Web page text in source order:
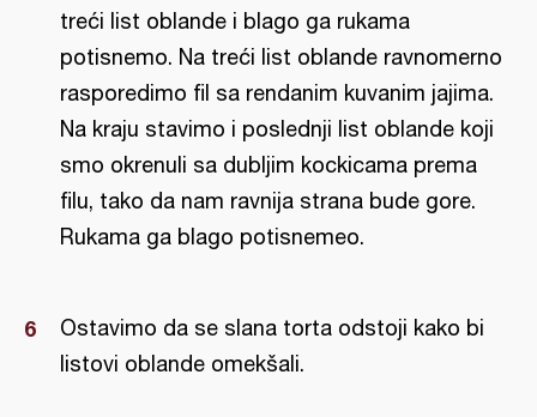
treći list oblande i blago ga rukama
potisnemo. Na treći list oblande ravnomerno
rasporedimo fil sa rendanim kuvanim jajima.
Na kraju stavimo i poslednji list oblande koji
smo okrenuli sa dubljim kockicama prema
filu, tako da nam ravnija strana bude gore.
Rukama ga blago potisnemeo.
Ostavimo da se slana torta odstoji kako bi
listovi oblande omekšali.